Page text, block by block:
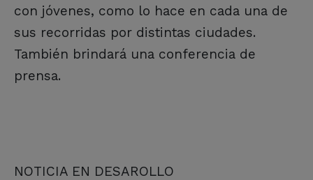
con jóvenes, como lo hace en cada una de
sus recorridas por distintas ciudades.
También brindará una conferencia de
prensa.
NOTICIA EN DESAROLLO